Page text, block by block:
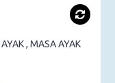
, MASA AYAK